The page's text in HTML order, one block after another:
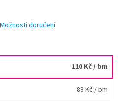
Možnosti doručení
110 Kč/ bm
88 Kč / bm